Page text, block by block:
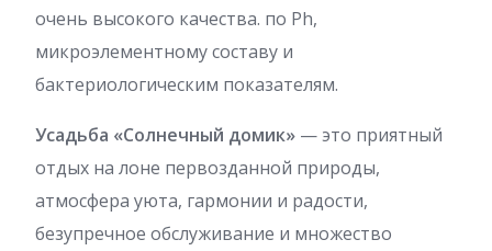
очень высокого качества. по Рh,
микроэлементному составу и
бактериологическим показателям.
Усадьба «Солнечный домик» — это приятный
отдых на лоне первозданной природы,
атмосфера уюта, гармонии и радости,
безупречное обслуживание и множество